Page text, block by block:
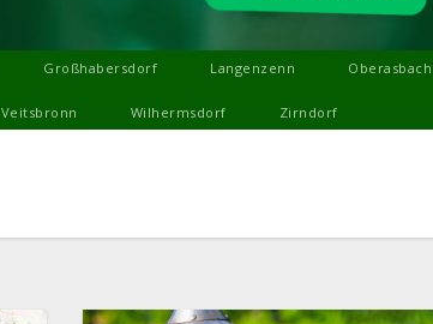
Großhabersdorf Langenzenn Oberasbach
Veitsbronn Wilhermsdorf Zirndorf